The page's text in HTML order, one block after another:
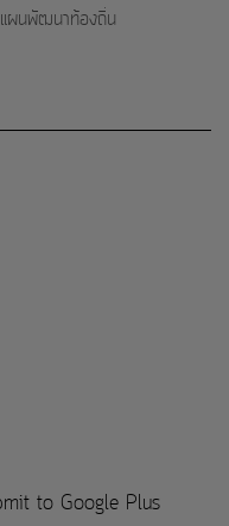
แผนพัฒนาท้องถิ่น